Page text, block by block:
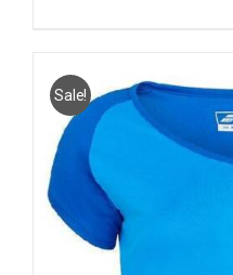
Sale!